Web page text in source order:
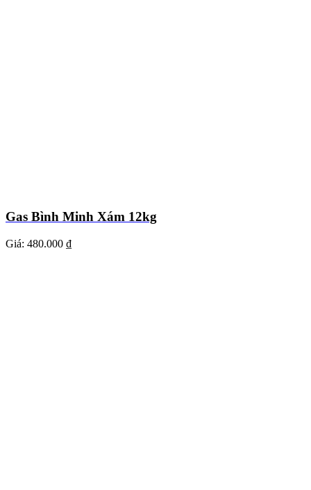
Gas Bình Minh Xám 12kg
Giá: 480.000 ₫